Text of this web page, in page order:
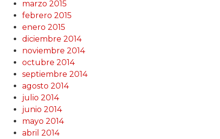
marzo 2015
febrero 2015
enero 2015
diciembre 2014
noviembre 2014
octubre 2014
septiembre 2014
agosto 2014
julio 2014
junio 2014
mayo 2014
abril 2014